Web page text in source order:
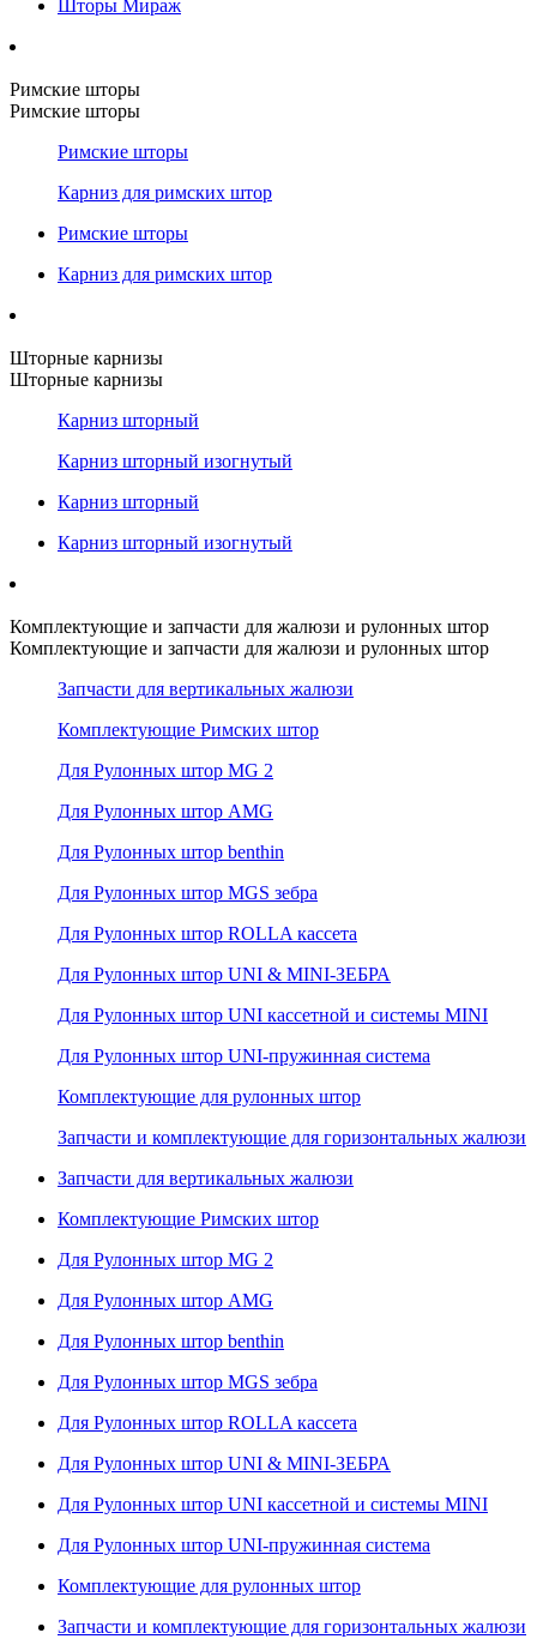
Шторы Мираж
Римские шторы
Римские шторы
Римские шторы
Карниз для римских штор
Римские шторы
Карниз для римских штор
Шторные карнизы
Шторные карнизы
Карниз шторный
Карниз шторный изогнутый
Карниз шторный
Карниз шторный изогнутый
Комплектующие и запчасти для жалюзи и рулонных штор
Комплектующие и запчасти для жалюзи и рулонных штор
Запчасти для вертикальных жалюзи
Комплектующие Римских штор
Для Рулонных штор MG 2
Для Рулонных штор AMG
Для Рулонных штор benthin
Для Рулонных штор MGS зебра
Для Рулонных штор ROLLA кассета
Для Рулонных штор UNI & MINI-ЗЕБРА
Для Рулонных штор UNI кассетной и системы MINI
Для Рулонных штор UNI-пружинная система
Комплектующие для рулонных штор
Запчасти и комплектующие для горизонтальных жалюзи
Запчасти для вертикальных жалюзи
Комплектующие Римских штор
Для Рулонных штор MG 2
Для Рулонных штор AMG
Для Рулонных штор benthin
Для Рулонных штор MGS зебра
Для Рулонных штор ROLLA кассета
Для Рулонных штор UNI & MINI-ЗЕБРА
Для Рулонных штор UNI кассетной и системы MINI
Для Рулонных штор UNI-пружинная система
Комплектующие для рулонных штор
Запчасти и комплектующие для горизонтальных жалюзи